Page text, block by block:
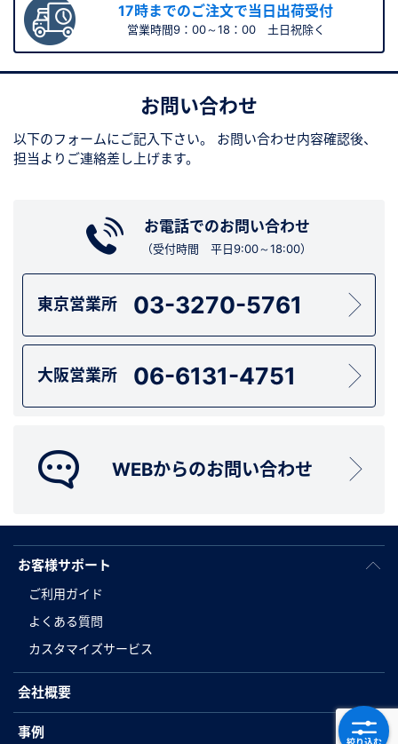
絞り込む
17時までのご注文で当日出荷受付
営業時間9：00～18：00 土日祝除く
お問い合わせ
以下のフォームにご記入下さい。
お問い合わせ内容確認後、
担当よりご連絡差し上げます。
お電話でのお問い合わせ
（受付時間 平日9:00～18:00）
東京営業所 03-3270-5761
大阪営業所 06-6131-4751
WEBからのお問い合わせ
お客様サポート
ご利用ガイド
よくある質問
カスタマイズサービス
会社概要
事例